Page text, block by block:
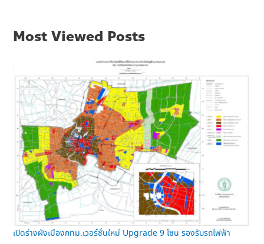
Most Viewed Posts
เปิดร่างผังเมืองกทม.เวอร์ชั่นใหม่ Upgrade 9 โซน รองรับรถไฟฟ้า